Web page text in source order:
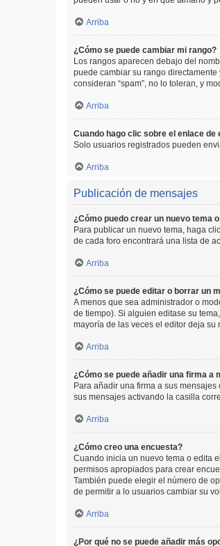
Arriba
¿Cómo se puede cambiar mi rango?
Los rangos aparecen debajo del
puede cambiar su rango
consideran “spam”, no lo toleran, y
Arriba
Cuando hago clic sobre el enlace de
Solo usuarios registrados pueden
Arriba
Publicación de mensajes
¿Cómo puedo crear un nuevo tema
Para publicar un nuevo tema, haga
de cada foro encontrará una lista de
Arriba
¿Cómo se puede editar o borrar un
A menos que sea administrador o
de tiempo). Si alguien editase su
mayoría de las veces el editor deja
Arriba
¿Cómo se puede añadir una firma a
Para añadir una firma a sus
sus mensajes activando la casilla
Arriba
¿Cómo creo una encuesta?
Cuando inicia un nuevo tema o edita
permisos apropiados para crear
También puede elegir el número de
de permitir a lo usuarios cambiar su
Arriba
¿Por qué no se puede añadir más